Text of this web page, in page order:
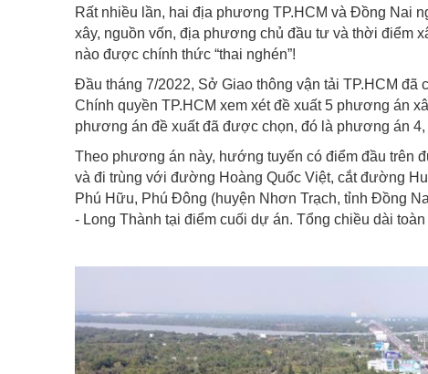
Rất nhiều lần, hai địa phương TP.HCM và Đồng Nai
xây, nguồn vốn, địa phương chủ đầu tư và thời điểm
nào được chính thức “thai nghén”!
Đầu tháng 7/2022, Sở Giao thông vận tải TP.HCM đã
Chính quyền TP.HCM xem xét đề xuất 5 phương án
phương án đề xuất đã được chọn, đó là phương án
Theo phương án này, hướng tuyến có điểm đầu trên
và đi trùng với đường Hoàng Quốc Việt, cắt đường
Phú Hữu, Phú Đông (huyện Nhơn Trạch, tỉnh Đồng
- Long Thành tại điểm cuối dự án. Tổng chiều dài